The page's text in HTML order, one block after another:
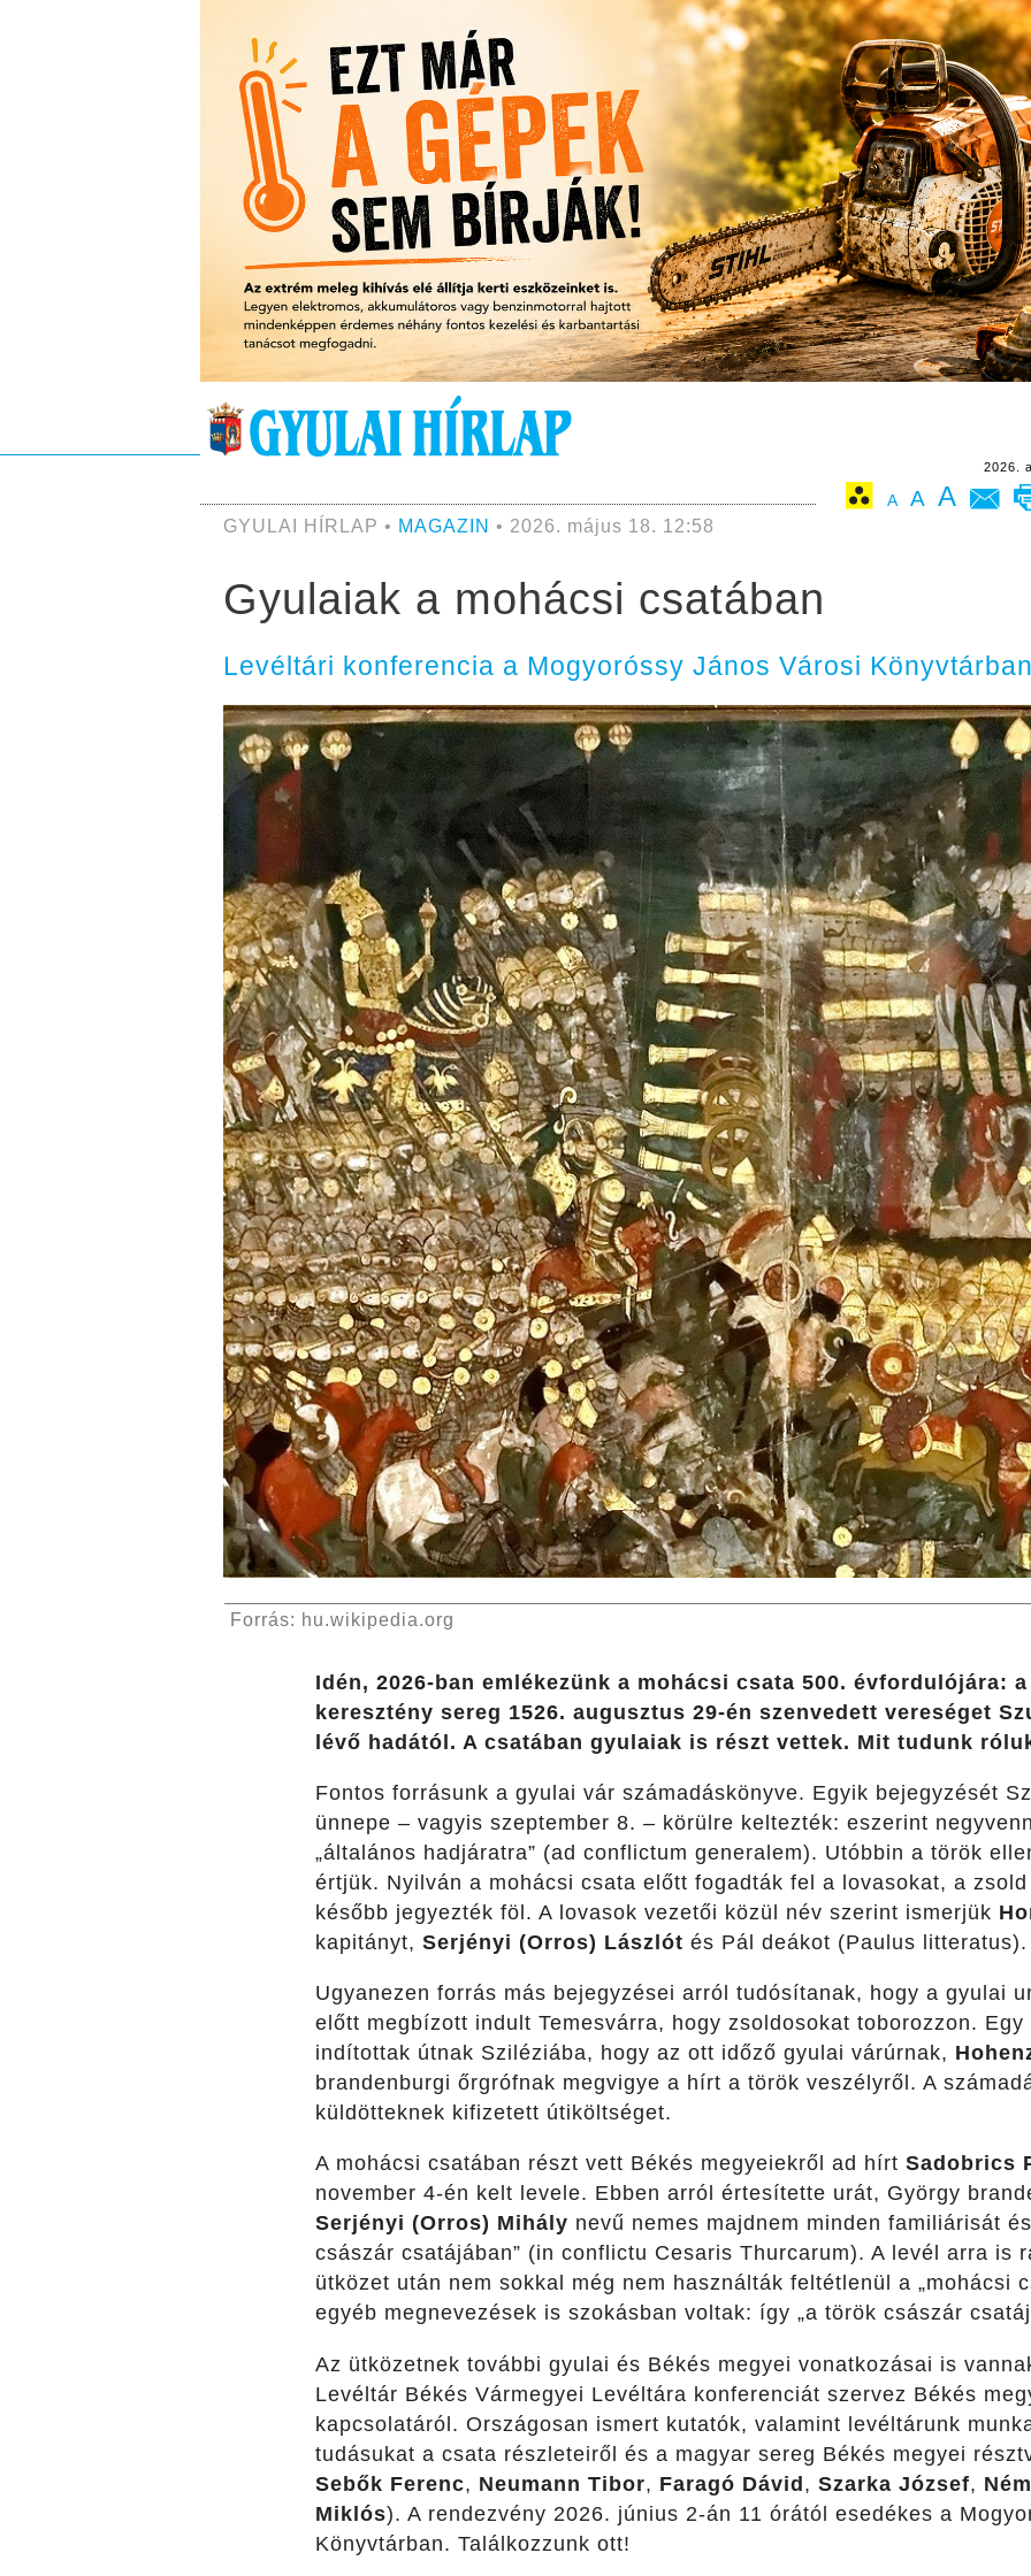
2026.
A A A
GYULAI HÍRLAP • MAGAZIN • 2026. május 18. 12:58
Gyulaiak a mohácsi csatában
Levéltári konferencia a Mogyoróssy János Városi
Forrás: hu.wikipedia.org
Idén, 2026-ban emlékezünk a mohácsi csata 500. évfordulójára:
keresztény sereg 1526. augusztus 29-én szenvedett vereséget
lévő hadától. A csatában gyulaiak is részt vettek. Mit tudunk
Fontos forrásunk a gyulai vár számadáskönyve. Egyik bejegyzését
ünnepe – vagyis szeptember 8. – körülre keltezték: eszerint
„általános hadjáratra” (ad conflictum generalem). Utóbbin a török
értjük. Nyilván a mohácsi csata előtt fogadták fel a lovasokat, a
később jegyezték föl. A lovasok vezetői közül név szerint ismerjük
kapitányt, Serjényi (Orros) Lászlót és Pál deákot (Paulus litteratus).
Ugyanezen forrás más bejegyzései arról tudósítanak, hogy a gyulai
előtt megbízott indult Temesvárra, hogy zsoldosokat toborozzon.
indítottak útnak Sziléziába, hogy az ott időző gyulai várúrnak,
brandenburgi őrgrófnak megvigye a hírt a török veszélyről. A
küldötteknek kifizetett útiköltséget.
A mohácsi csatában részt vett Békés megyeiekről ad hírt Sadobrics
november 4-én kelt levele. Ebben arról értesítette urát, György
Serjényi (Orros) Mihály nevű nemes majdnem minden familiárisát
császár csatájában” (in conflictu Cesaris Thurcarum). A levél arra is
ütközet után nem sokkal még nem használták feltétlenül a „mohácsi
egyéb megnevezések is szokásban voltak: így „a török császár
Az ütközetnek további gyulai és Békés megyei vonatkozásai is
Levéltár Békés Vármegyei Levéltára konferenciát szervez Békés
kapcsolatáról. Országosan ismert kutatók, valamint levéltárunk
tudásukat a csata részleteiről és a magyar sereg Békés megyei
Sebők Ferenc, Neumann Tibor, Faragó Dávid, Szarka József,
Miklós). A rendezvény 2026. június 2-án 11 órától esedékes a
Könyvtárban. Találkozzunk ott!